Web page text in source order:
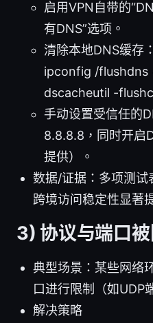
启用VPN自带的
有DNS”选项。
清除本地DNS缓存
ipconfig /flushdns
dscacheutil -
手动设置受信任的
8.8.8.8，同时开启
提供）。
数据/证据：多项测试
跨境访问稳定性显著
3) 协议与端口
典型场景：某些网络
口进行限制（如UDP
解决策略